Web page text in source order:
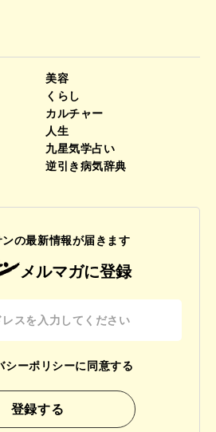
美容
くらし
カルチャー
人生
九星気学占い
逆引き病気辞典
ンの最新情報が届きます
メルマガに登録
シーポリシーに同意する